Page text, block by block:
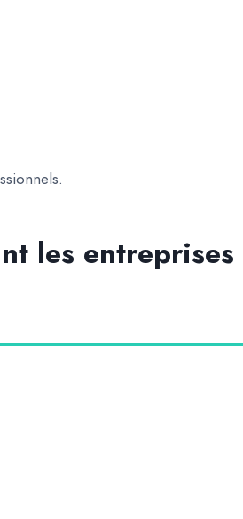
les entreprises